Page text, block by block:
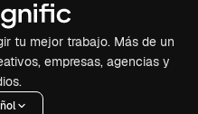
tu mejor trabajo. Más de un
empresas, agencias y